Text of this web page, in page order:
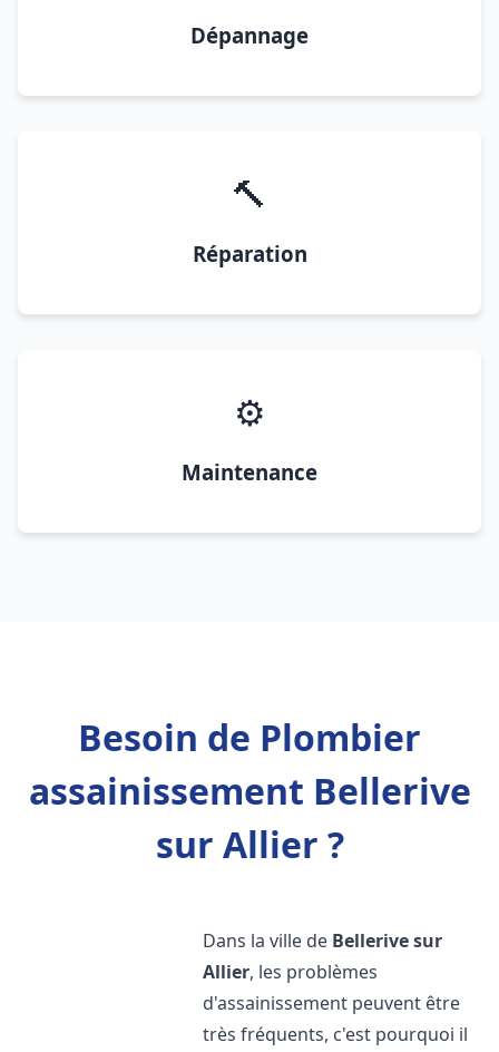
Dépannage
🔨
Réparation
⚙️
Maintenance
Besoin de Plombier
assainissement Bellerive
sur Allier ?
Dans la ville de Bellerive sur
Allier, les problèmes
d'assainissement peuvent être
très fréquents, c'est pourquoi il